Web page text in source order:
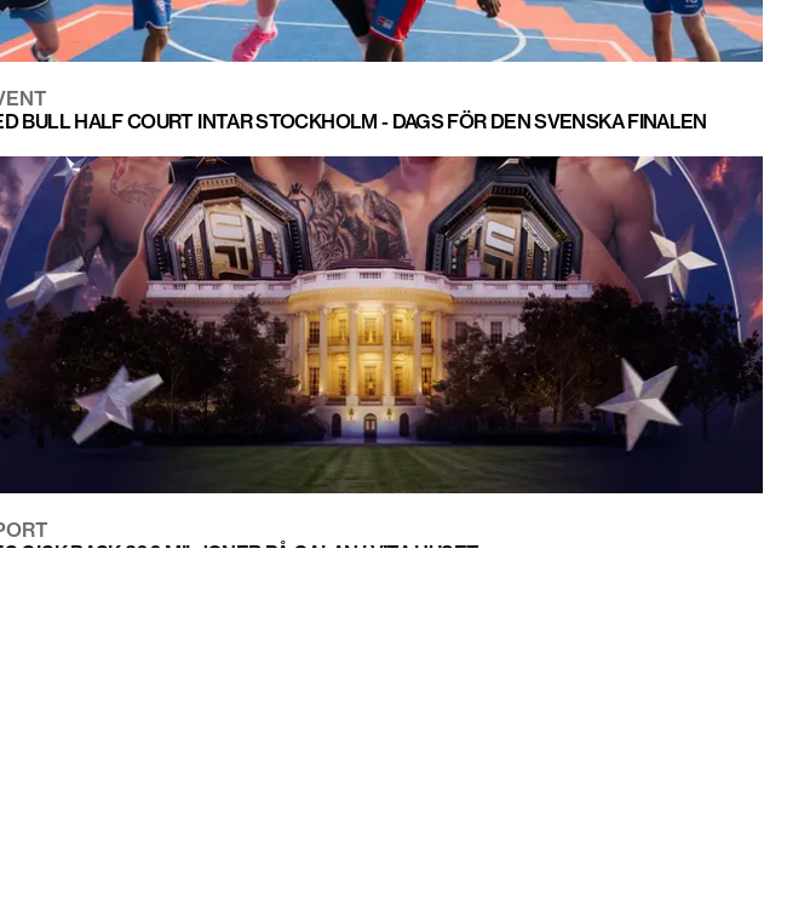
BULL HALF COURT INTAR STOCKHOLM - DAGS FÖR DEN SVENSKA FINALEN
GICK BACK 300 MILJONER PÅ GALAN I VITA HUSET